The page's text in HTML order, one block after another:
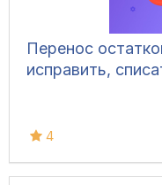
Перенос
исправить,
4